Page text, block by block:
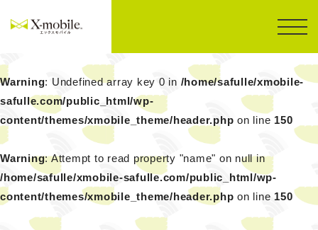
Warning: Undefined array key 0 in /home/safulle/xmobile-
safulle.com/public_html/wp-
content/themes/xmobile_theme/header.php on line 150
Warning: Attempt to read property "name" on null in
/home/safulle/xmobile-safulle.com/public_html/wp-
content/themes/xmobile_theme/header.php on line 150